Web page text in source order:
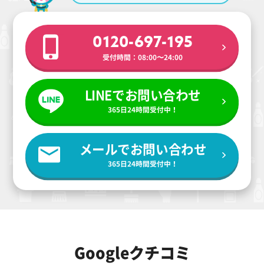
0120-697-195
受付時間：08:00〜24:00
LINEでお問い合わせ
365日24時間受付中！
メールでお問い合わせ
365日24時間受付中！
Googleクチコミ